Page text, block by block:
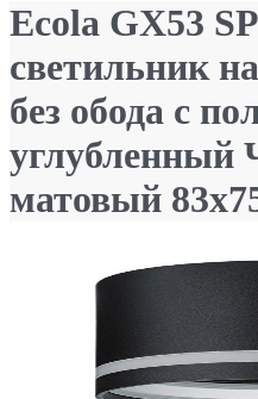
Ecola GX53
светильник
без обода с
углубленный
матовый